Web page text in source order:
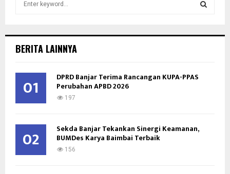
h
o
BERITA LAINNYA
01 DPRD Banjar Terima Rancangan KUPA-PPAS
Perubahan APBD 2026
197
02 Sekda Banjar Tekankan Sinergi Keamanan,
BUMDes Karya Baimbai Terbaik
156